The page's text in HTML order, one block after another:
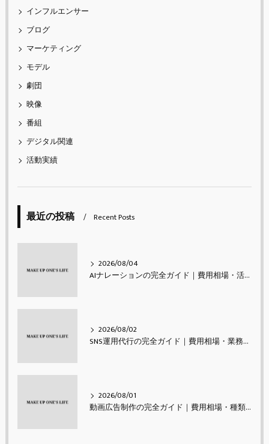
インフルエンサー
ブログ
マーケティング
モデル
劇団
映像
番組
デジタル関連
活動実績
最近の投稿 Recent Posts
2026/08/04
AIナレーションの完全ガイド｜費用相場・活用シーン・メリットと注意点・使い方【2026年最新】
2026/08/02
SNS運用代行の完全ガイド｜費用相場・業務内容・会社の選び方【2026年最新】
2026/08/01
動画広告制作の完全ガイド｜費用相場・種類・進め方・成果を出すコツ【2026年最新】